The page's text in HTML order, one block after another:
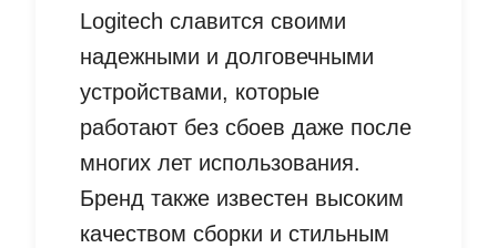
Logitech славится своими
надежными и долговечными
устройствами, которые
работают без сбоев даже после
многих лет использования.
Бренд также известен высоким
качеством сборки и стильным